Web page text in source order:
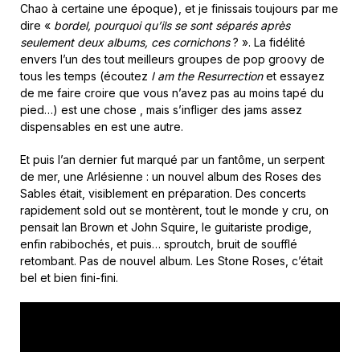
Chao à certaine une époque), et je finissais toujours par me
dire « bordel, pourquoi qu’ils se sont séparés après
seulement deux albums, ces cornichons? ». La fidélité
envers l’un des tout meilleurs groupes de pop groovy de
tous les temps (écoutez I am the Resurrectionet essayez
de me faire croire que vous n’avez pas au moins tapé du
pied…) est une chose , mais s’infliger des jams assez
dispensables en est une autre.
Et puis l’an dernier fut marqué par un fantôme, un serpent
de mer, une Arlésienne : un nouvel album des Roses des
Sables était, visiblement en préparation. Des concerts
rapidement sold out se montèrent, tout le monde y cru, on
pensait Ian Brown et John Squire, le guitariste prodige,
enfin rabibochés, et puis… sproutch, bruit de soufflé
retombant. Pas de nouvel album. Les Stone Roses, c’était
bel et bien fini-fini.